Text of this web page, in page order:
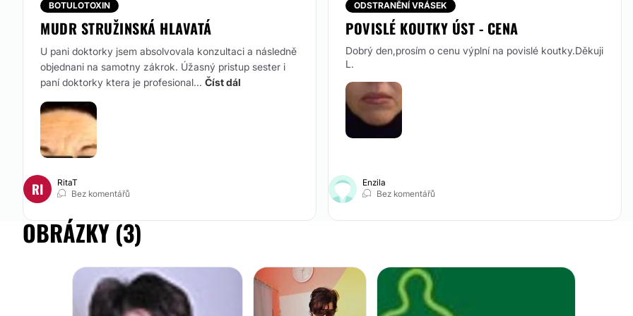
Ne
Ne
PLASTICKÁ CHIRURGIE
Od 700 Kč do 9.900 Kč
BOTULOTOXIN
MUDR STRUŽINSKÁ HLAVATÁ
U pani doktorky jsem absolvovala konzultaci a následně
objednani na samotny zákrok. Úžasný pristup sester i
paní doktorky ktera je profesional... Číst dál
RI
RitaT
Bez komentářů
ODSTRANĚNÍ VRÁSEK
POVISLÉ KOUTKY ÚST - CENA
Dobrý den,prosím o cenu výplní na povislé koutky.Děkuji
L.
Enzila
Bez komentářů
OBRÁZKY (3)